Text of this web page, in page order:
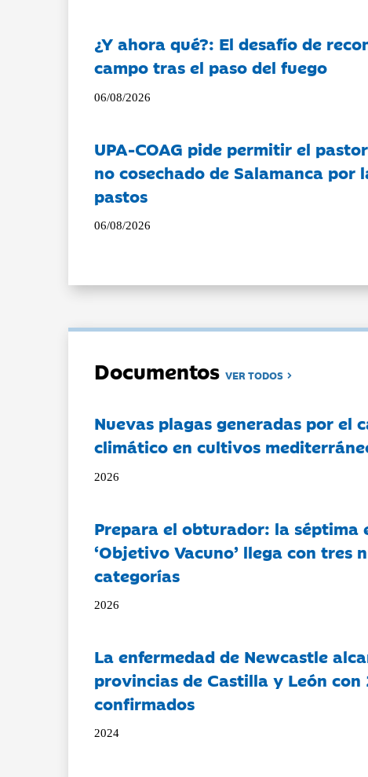
¿Y ahora qué?: El desafío de
campo tras el paso del fuego
06/08/2026
UPA-COAG pide permitir el
no cosechado de Salamanca por
pastos
06/08/2026
DocumentosVER TODOS
Nuevas plagas generadas por el
climático en cultivos
2026
Prepara el obturador: la séptima
‘Objetivo Vacuno’ llega con tres
categorías
2026
La enfermedad de Newcastle
provincias de Castilla y León con
confirmados
2024